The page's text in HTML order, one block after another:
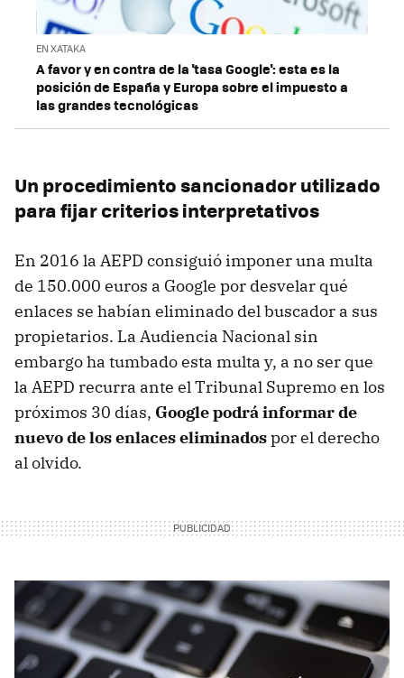
EN XATAKA
A favor y en contra de la 'tasa Google': esta es la
posición de España y Europa sobre el impuesto a
las grandes tecnológicas
Un procedimiento sancionador utilizado
para fijar criterios interpretativos
En 2016 la AEPD consiguió imponer una multa
de 150.000 euros a Google por desvelar qué
enlaces se habían eliminado del buscador a sus
propietarios. La Audiencia Nacional sin
embargo ha tumbado esta multa y, a no ser que
la AEPD recurra ante el Tribunal Supremo en los
próximos 30 días, Google podrá informar de
nuevo de los enlaces eliminadospor el derecho
al olvido.